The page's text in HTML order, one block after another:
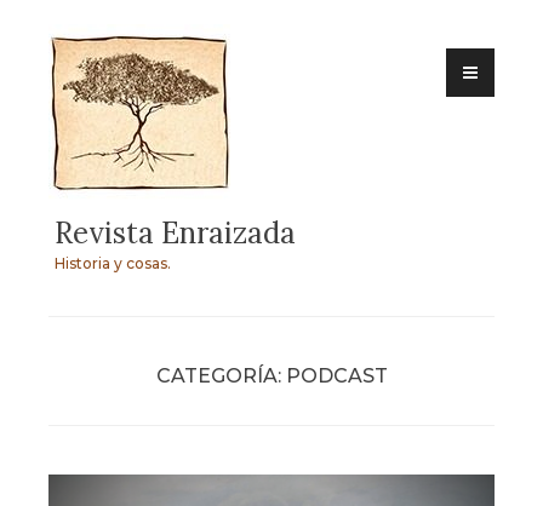
Skip
content
Revista Enraizada
Historia y cosas.
CATEGORÍA: PODCAST